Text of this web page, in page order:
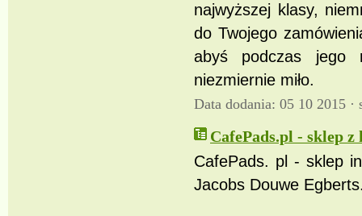
najwyższej klasy,
do Twojego
abyś podczas jego
niezmiernie miło.
Data dodania: 05 10 2015 ·
CafePads.pl - sklep
CafePads. pl - sklep
Jacobs Douwe